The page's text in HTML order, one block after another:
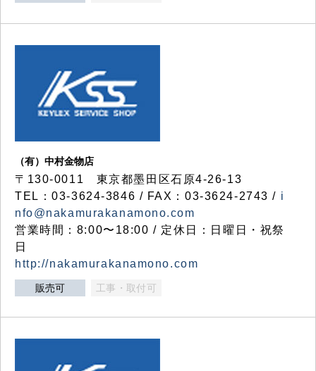
（有）中村金物店
〒130-0011 東京都墨田区石原4-26-13
TEL：03-3624-3846 / FAX：03-3624-2743 / i
nfo@nakamurakanamono.com
営業時間：8:00〜18:00 / 定休日：日曜日・祝祭
日
http://nakamurakanamono.com
販売可 工事・取付可